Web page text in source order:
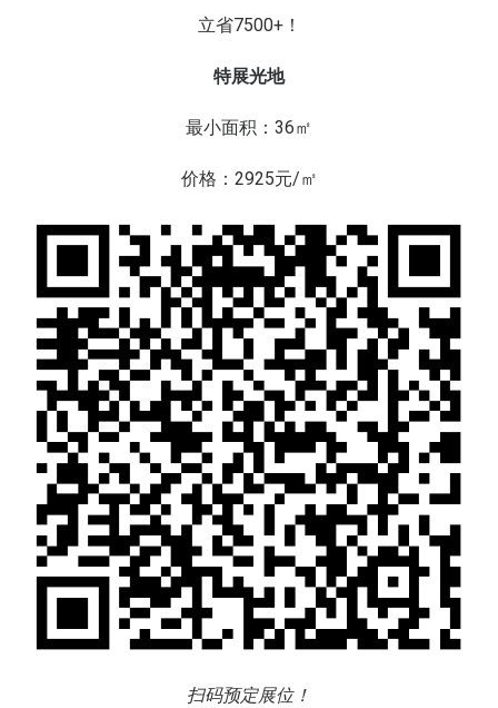
立省7500+！
特展光地
最小面积：36㎡
价格：2925元/㎡
扫码预定展位！